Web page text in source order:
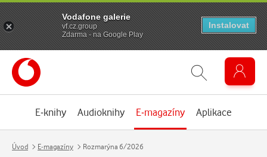
E-knihy Audioknihy E-magazíny Aplikace
Úvod E-magazíny Rozmarýna 6/2026
Vodafone galerie
vf.cz.group
Zdarma - na Google Play
Instalovat